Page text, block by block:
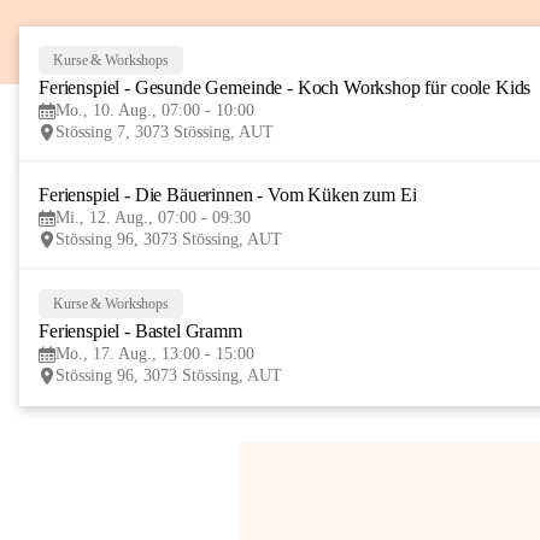
Kurse & Workshops
Ferienspiel - Gesunde Gemeinde - Koch Workshop für coole Kids
Mo., 10. Aug., 07:00 - 10:00
Stössing 7, 3073 Stössing, AUT
Ferienspiel - Die Bäuerinnen - Vom Küken zum Ei
Mi., 12. Aug., 07:00 - 09:30
Stössing 96, 3073 Stössing, AUT
Kurse & Workshops
Ferienspiel - Bastel Gramm
Mo., 17. Aug., 13:00 - 15:00
Stössing 96, 3073 Stössing, AUT